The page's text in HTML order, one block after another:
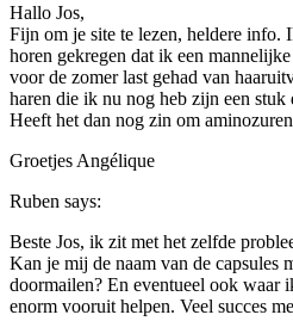
Hallo Jos,
Fijn om je site te lezen, heldere info.
horen gekregen dat ik een
voor de zomer last gehad van
haren die ik nu nog heb zijn een stuk
Heeft het dan nog zin om
Groetjes Angélique
Ruben says:
Beste Jos, ik zit met het zelfde
Kan je mij de naam van de capsules
doormailen? En eventueel ook waar
enorm vooruit helpen. Veel succes